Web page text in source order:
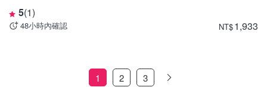
5(1)
48小時內確認 NT$1,933
1 2 3